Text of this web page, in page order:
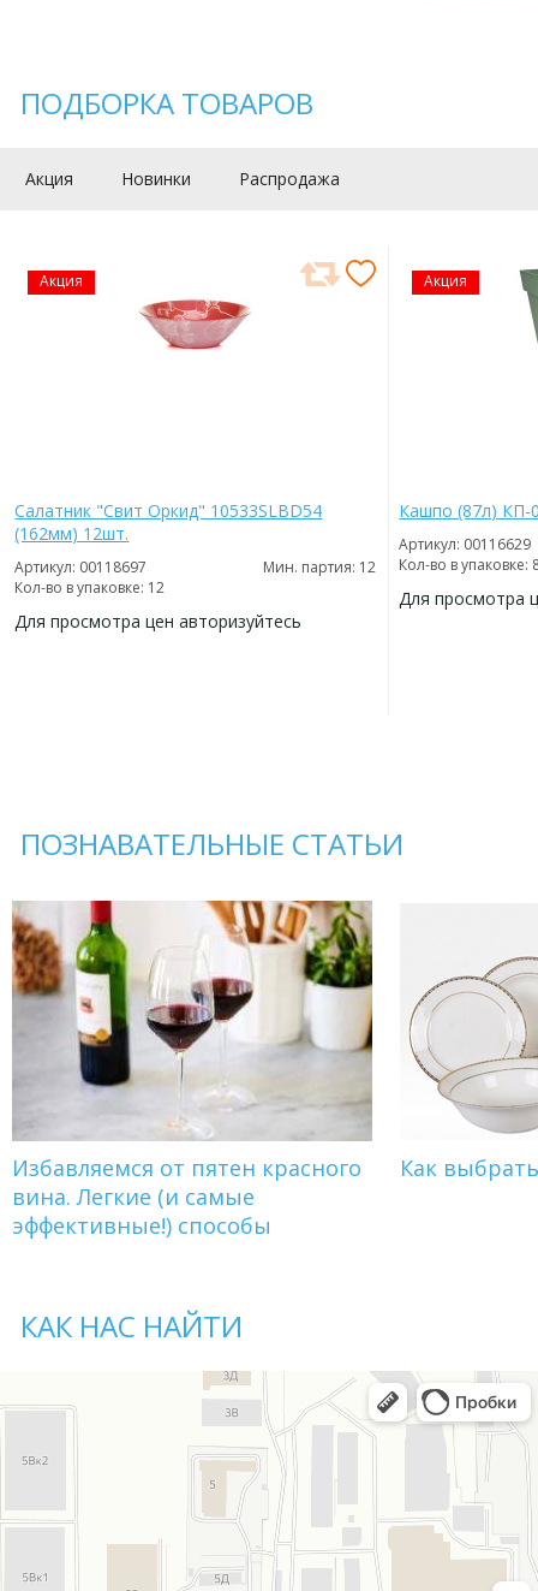
ПОДБОРКА ТОВАРОВ
Акция Новинки Распродажа
Акция
Салатник "Свит Оркид" 10533SLBD54
(162мм) 12шт.
Артикул: 00118697
Мин. партия: 12
Кол-во в упаковке: 12
Для просмотра цен авторизуйтесь
Акция
Кашпо (87л) КП-
Артикул: 00116629
Кол-во в упаковке:
Для просмотра
ПОЗНАВАТЕЛЬНЫЕ СТАТЬИ
Избавляемся от пятен красного
вина. Легкие (и самые
эффективные!) способы
Как
КАК НАС НАЙТИ